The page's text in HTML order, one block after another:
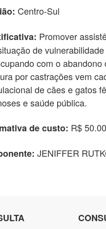
Centro-Sul
Promover
de
com o
por castrações vem
de cães e gatos
e saúde pública.
de custo: R$
JENIFFER